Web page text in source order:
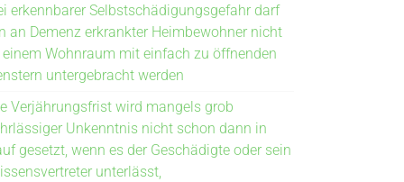
erkennbarer Selbstschädigungsgefahr darf
an Demenz erkrankter Heimbewohner nicht
einem Wohnraum mit einfach zu öffnenden
untergebracht werden
Verjährungsfrist wird mangels grob
Unkenntnis nicht schon dann in
gesetzt, wenn es der Geschädigte oder sein
unterlässt,